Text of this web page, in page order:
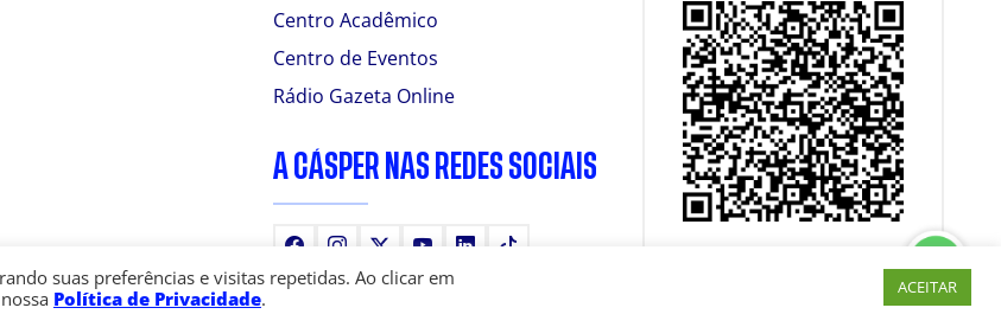
Centro Acadêmico
Centro de Eventos
Rádio Gazeta Online
A CÁSPER NAS REDES SOCIAIS
FacebookInstagram
X YoutubeLinkedInTikTok
suas preferências e visitas repetidas. Ao clicar em
Política de Privacidade. ACEITAR